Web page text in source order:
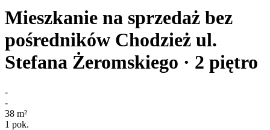
Mieszkanie na sprzedaż bez
pośredników Chodzież ul.
Stefana Żeromskiego · 2 piętro
-
-
38 m²
1 pok.